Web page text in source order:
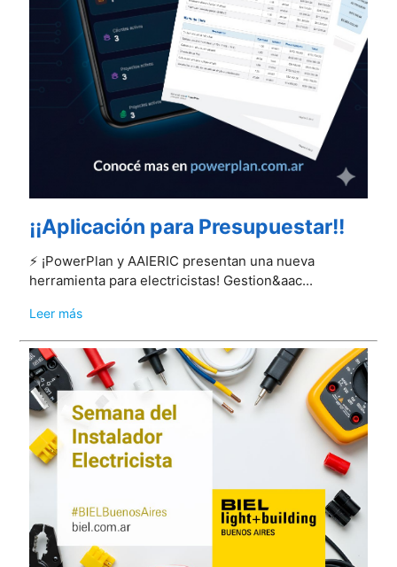
¡¡Aplicación para Presupuestar!!
⚡️ ¡PowerPlan y AAIERIC presentan una nueva
herramienta para electricistas! Gestion&aac...
Leer más